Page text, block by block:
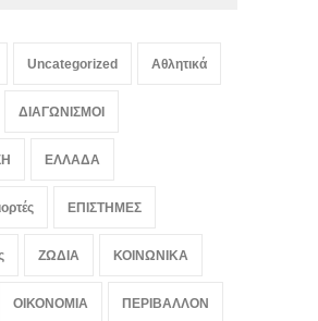
Uncategorized Αθλητικά
ΔΙΑΓΩΝΙΣΜΟΙ
ΕΛΛΑΔΑ
ΕΠΙΣΤΗΜΕΣ
ΖΩΔΙΑ ΚΟΙΝΩΝΙΚΑ
ΟΙΚΟΝΟΜΙΑ ΠΕΡΙΒΑΛΛΟΝ